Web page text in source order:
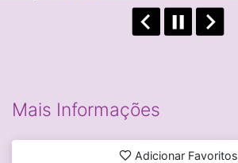
Mais Informações
Adicionar Favoritos